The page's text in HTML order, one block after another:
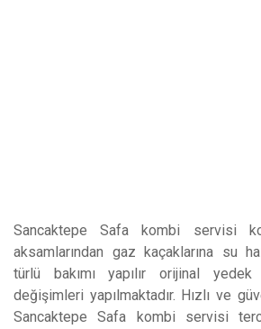
Sancaktepe Safa kombi servisi
aksamlarından gaz kaçaklarına su
türlü bakımı yapılır orijinal yedek
değişimleri yapılmaktadır. Hızlı ve
Sancaktepe Safa kombi servisi